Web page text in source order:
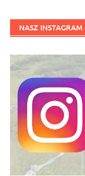
NASZ INSTAGRAM